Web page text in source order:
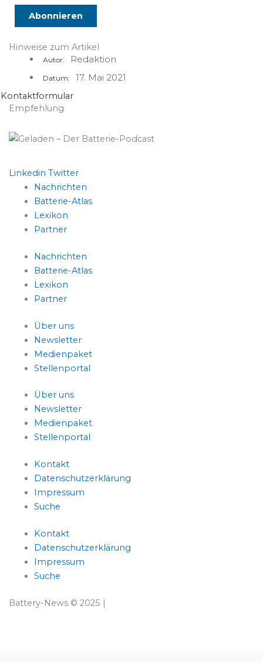
Hinweise zum Artikel
Autor: Redaktion
Datum: 17. Mai 2021
Kontaktformular
Empfehlung
Linkedin Twitter
Nachrichten
Batterie-Atlas
Lexikon
Partner
Nachrichten
Batterie-Atlas
Lexikon
Partner
Über uns
Newsletter
Medienpaket
Stellenportal
Über uns
Newsletter
Medienpaket
Stellenportal
Kontakt
Datenschutzerklärung
Impressum
Suche
Kontakt
Datenschutzerklärung
Impressum
Suche
Battery-News © 2025 |